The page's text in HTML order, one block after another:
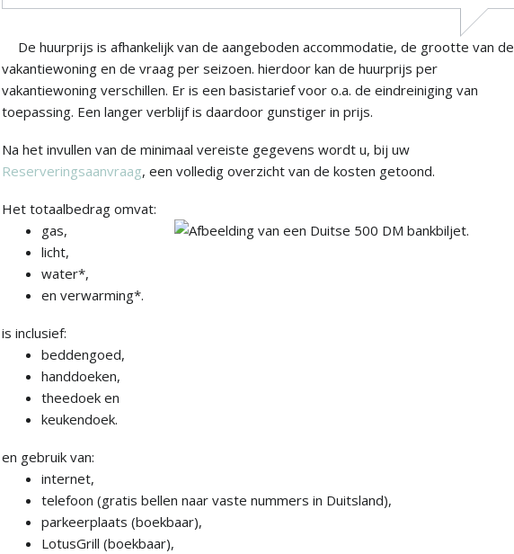
De huurprijs is afhankelijk van de aangeboden accommodatie, de grootte van de
vakantiewoning en de vraag per seizoen. hierdoor kan de huurprijs per
vakantiewoning verschillen. Er is een basistarief voor o.a. de eindreiniging van
toepassing. Een langer verblijf is daardoor gunstiger in prijs.
Na het invullen van de minimaal vereiste gegevens wordt u, bij uw
Reserveringsaanvraag, een volledig overzicht van de kosten getoond.
Het totaalbedrag omvat:
gas,
licht,
water*,
en verwarming*.
is inclusief:
beddengoed,
handdoeken,
theedoek en
keukendoek.
en gebruik van:
internet,
telefoon (gratis bellen naar vaste nummers in Duitsland),
parkeerplaats (boekbaar),
LotusGrill (boekbaar),